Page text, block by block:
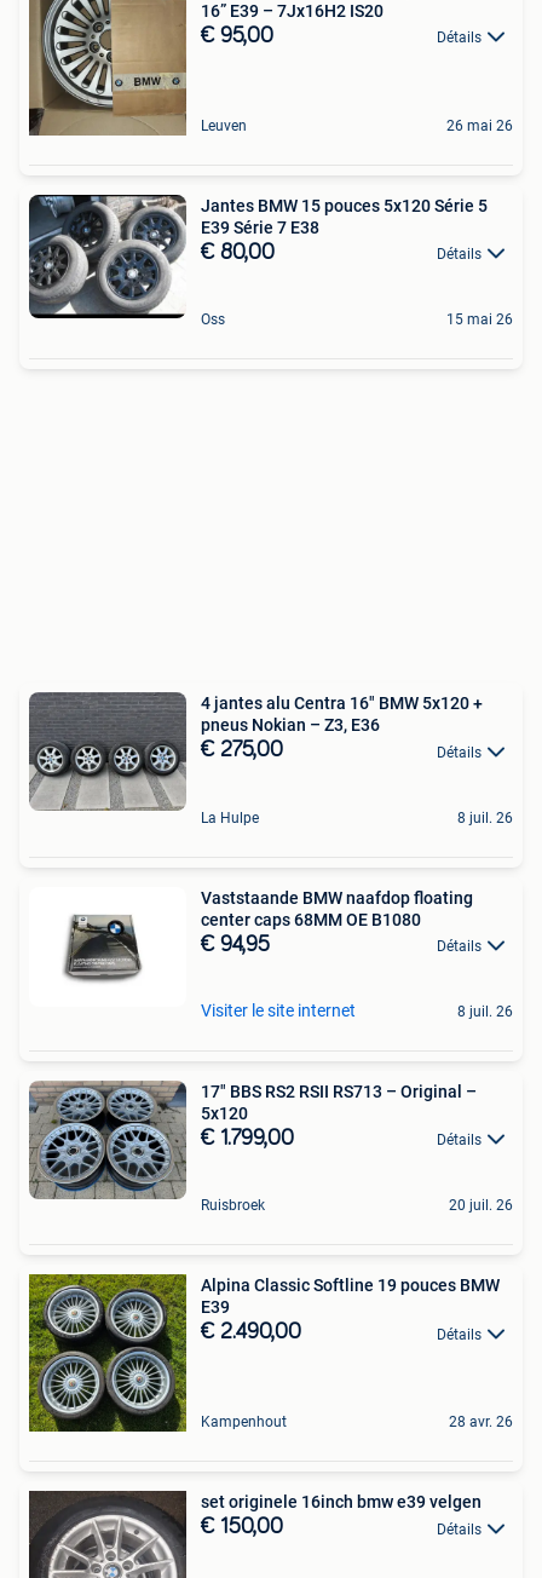
16” E39 – 7Jx16H2 IS20
€ 95,00 Détails
Leuven 26 mai 26
Jantes BMW 15 pouces 5x120 Série 5
E39 Série 7 E38
€ 80,00 Détails
Oss 15 mai 26
4 jantes alu Centra 16" BMW 5x120 +
pneus Nokian – Z3, E36
€ 275,00 Détails
La Hulpe 8 juil. 26
Vaststaande BMW naafdop floating
center caps 68MM OE B1080
€ 94,95 Détails
Visiter le site internet 8 juil. 26
17" BBS RS2 RSII RS713 – Original –
5x120
€ 1.799,00 Détails
Ruisbroek 20 juil. 26
Alpina Classic Softline 19 pouces BMW
E39
€ 2.490,00 Détails
Kampenhout 28 avr. 26
set originele 16inch bmw e39 velgen
€ 150,00 Détails